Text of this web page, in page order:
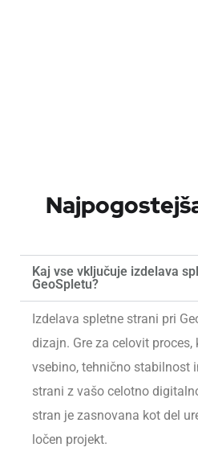
Kaj vse vključuje izdelava
GeoSpletu?
Izdelava spletne strani pri
dizajn. Gre za celovit
vsebino, tehnično stabilnost
strani z vašo celotno
stran je zasnovana kot del
ločen projekt.